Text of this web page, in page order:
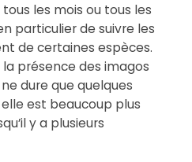
les mois ou tous les
particulier de suivre les
de certaines espèces.
présence des imagos
dure que quelques
est beaucoup plus
y a plusieurs